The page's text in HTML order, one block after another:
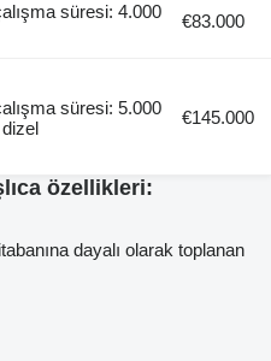
süresi: 4.000
€83.000
süresi: 5.000
€145.000
özellikleri:
dayalı olarak toplanan